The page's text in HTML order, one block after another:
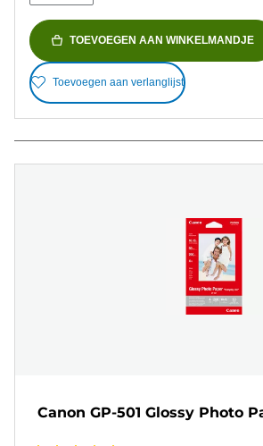
TOEVOEGEN AAN WINKELMANDJE
Toevoegen aan verlanglijst
Canon GP-501 Glossy Photo